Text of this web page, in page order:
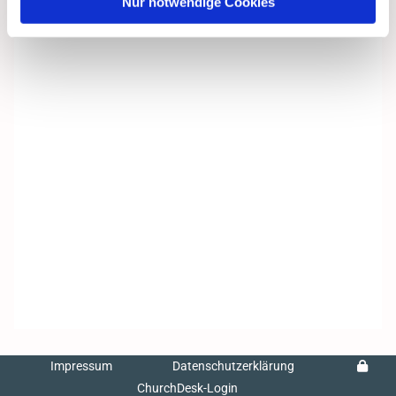
Impressum
Datenschutzerklärung
ChurchDesk-Login